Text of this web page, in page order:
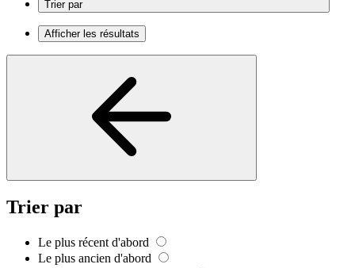
Trier par
Afficher les résultats
Trier par
Le plus récent d'abord
Le plus ancien d'abord